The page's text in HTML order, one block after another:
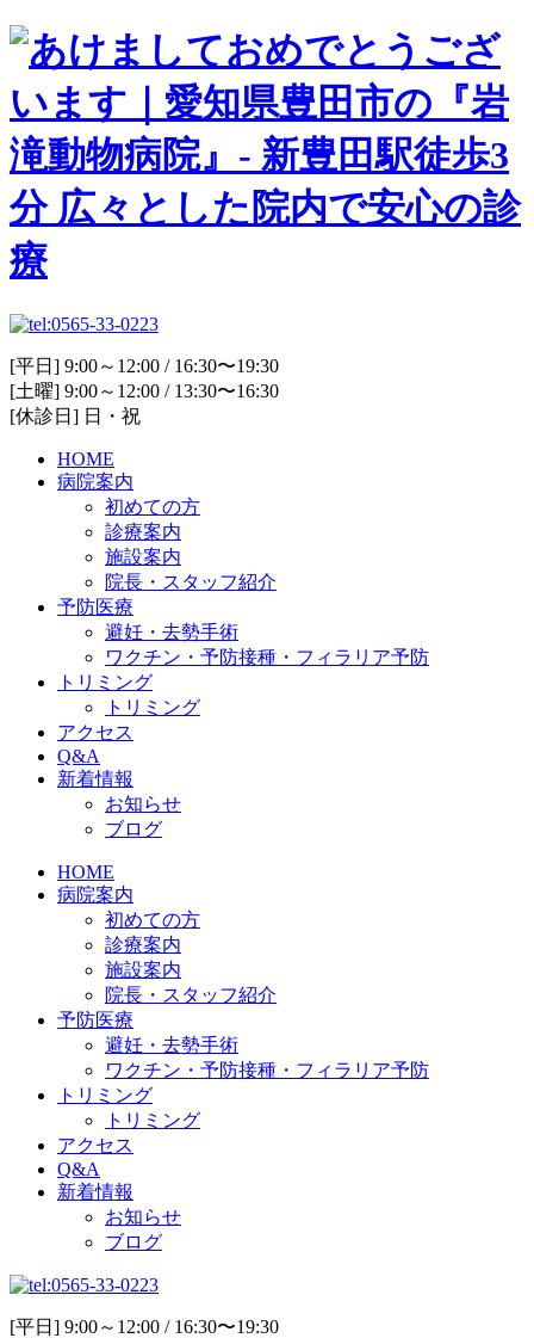
[平日] 9:00～12:00 / 16:30〜19:30
[土曜] 9:00～12:00 / 13:30〜16:30
[休診日] 日・祝
HOME
病院案内
初めての方
診療案内
施設案内
院長・スタッフ紹介
予防医療
避妊・去勢手術
ワクチン・予防接種・フィラリア予防
トリミング
トリミング
アクセス
Q&A
新着情報
お知らせ
ブログ
HOME
病院案内
初めての方
診療案内
施設案内
院長・スタッフ紹介
予防医療
避妊・去勢手術
ワクチン・予防接種・フィラリア予防
トリミング
トリミング
アクセス
Q&A
新着情報
お知らせ
ブログ
[平日] 9:00～12:00 / 16:30〜19:30